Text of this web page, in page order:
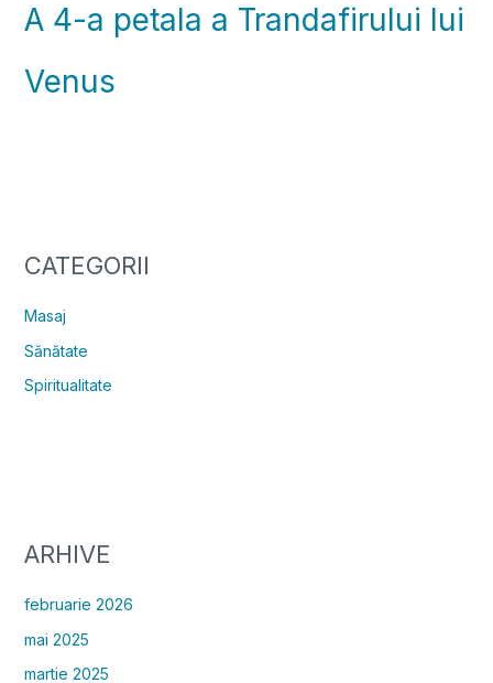
A 4-a petala a Trandafirului lui
Venus
CATEGORII
Masaj
Sănătate
Spiritualitate
ARHIVE
februarie 2026
mai 2025
martie 2025